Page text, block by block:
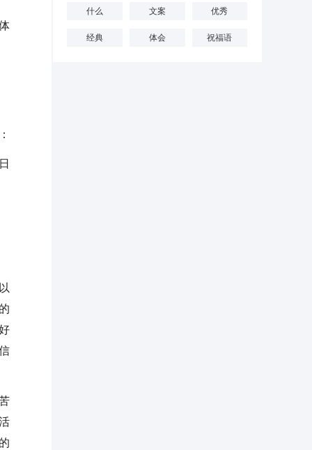
什么 文案 优秀
经典 体会 祝福语